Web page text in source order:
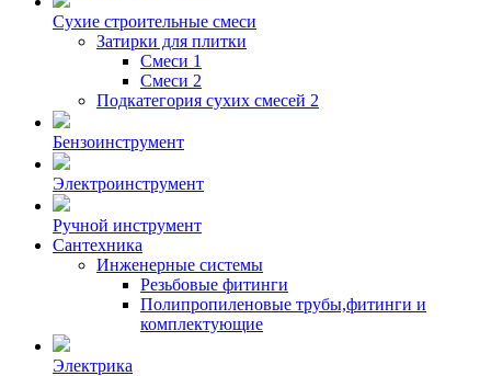
Сухие строительные смеси
Затирки для плитки
Смеси 1
Смеси 2
Подкатегория сухих смесей 2
Бензоинструмент
Электроинструмент
Ручной инструмент
Сантехника
Инженерные системы
Резьбовые фитинги
Полипропиленовые трубы,фитинги и
комплектующие
Электрика